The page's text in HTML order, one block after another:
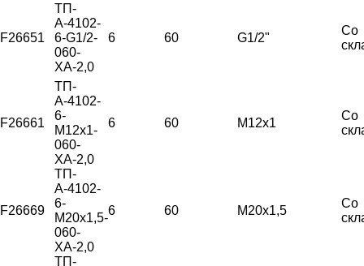
F26651
ТП-
А-4102-
6-G1/2-
060-
ХА-2,0
6 60 G1/2"
Со
F26661
ТП-
А-4102-
6-
М12х1-
060-
ХА-2,0
6 60 М12х1
Со
F26669
ТП-
А-4102-
6-
М20х1,5-
060-
ХА-2,0
6 60 М20х1,5
Со
ТП-